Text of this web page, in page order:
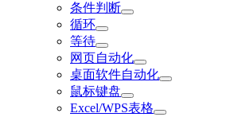
条件判断
循环
等待
网页自动化
桌面软件自动化
鼠标键盘
Excel/WPS表格